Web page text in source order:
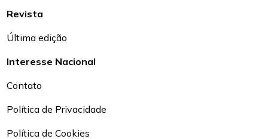
Revista
Última edição
Interesse Nacional
Contato
Política de Privacidade
Política de Cookies